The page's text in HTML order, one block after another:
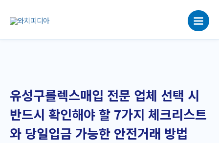
로
유성구롤렉스매입 전문 업체 선택 시
반드시 확인해야 할 7가지 체크리스트
와 당일입금 가능한 안전거래 방법